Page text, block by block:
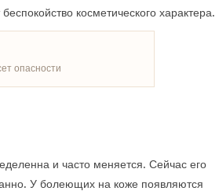
косметического характера.
опасности
и часто меняется. Сейчас его
У болеющих на коже появляются